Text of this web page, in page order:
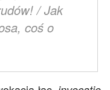
/ Jak
coś o